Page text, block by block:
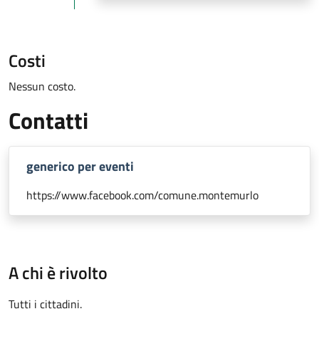
Costi
Nessun costo.
Contatti
generico per eventi
https://www.facebook.com/comune.montemurlo
A chi è rivolto
Tutti i cittadini.